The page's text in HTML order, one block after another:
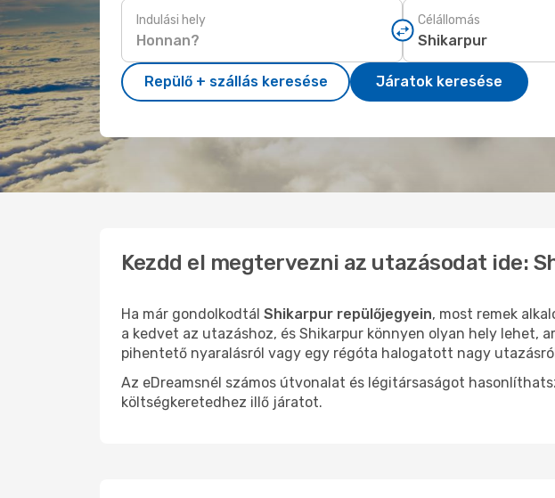
Indulási hely Célállomás
Repülő + szállás keresése Járatok keresése
Kezdd el megtervezni az utazásodat ide:
Ha már gondolkodtál Shikarpur repülőjegyein, most remek
a kedvet az utazáshoz, és Shikarpur könnyen olyan hely lehet,
pihentető nyaralásról vagy egy régóta halogatott nagy
Az eDreamsnél számos útvonalat és légitársaságot
költségkeretedhez illő járatot.